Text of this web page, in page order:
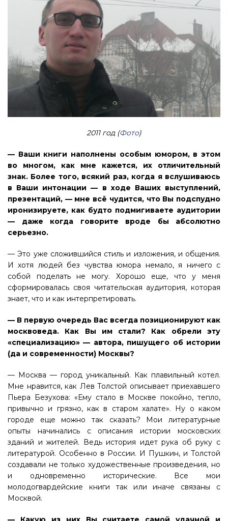
2011 год (Фото)
— Ваши книги наполнены особым юмором, в этом
во многом, как мне кажется, их отличительный
знак. Более того, всякий раз, когда я вслушиваюсь
в Ваши интонации — в ходе Ваших выступлений,
презентаций, — мне всё чудится, что Вы подспудно
иронизируете, как будто подмигиваете аудитории
— даже когда говорите вроде бы абсолютно
серьезно.
— Это уже сложившийся стиль и изложения, и общения.
И хотя людей без чувства юмора немало, я ничего с
собой поделать не могу. Хорошо еще, что у меня
сформировалась своя читательская аудитория, которая
знает, что и как интерпретировать.
— В первую очередь Вас всегда позиционируют как
москвоведа. Как Вы им стали? Как обрели эту
«специализацию» — автора, пишущего об истории
(да и современности) Москвы?
— Москва — город уникальный. Как плавильный котел.
Мне нравится, как Лев Толстой описывает приехавшего
Пьера Безухова: «Ему стало в Москве покойно, тепло,
привычно и грязно, как в старом халате». Ну о каком
городе еще можно так сказать? Мои литературные
опыты начинались с описания истории московских
зданий и жителей. Ведь история идет рука об руку с
литературой. Особенно в России. И Пушкин, и Толстой
создавали не только художественные произведения, но
и одновременно исторические. Все мои
молодогвардейские книги так или иначе связаны с
Москвой.